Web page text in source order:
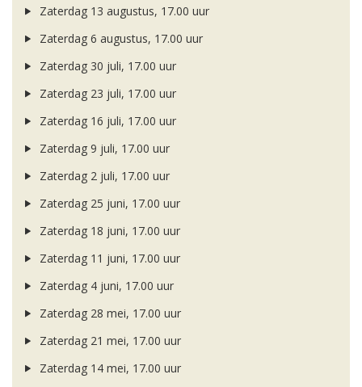
Zaterdag 13 augustus, 17.00 uur
Zaterdag 6 augustus, 17.00 uur
Zaterdag 30 juli, 17.00 uur
Zaterdag 23 juli, 17.00 uur
Zaterdag 16 juli, 17.00 uur
Zaterdag 9 juli, 17.00 uur
Zaterdag 2 juli, 17.00 uur
Zaterdag 25 juni, 17.00 uur
Zaterdag 18 juni, 17.00 uur
Zaterdag 11 juni, 17.00 uur
Zaterdag 4 juni, 17.00 uur
Zaterdag 28 mei, 17.00 uur
Zaterdag 21 mei, 17.00 uur
Zaterdag 14 mei, 17.00 uur